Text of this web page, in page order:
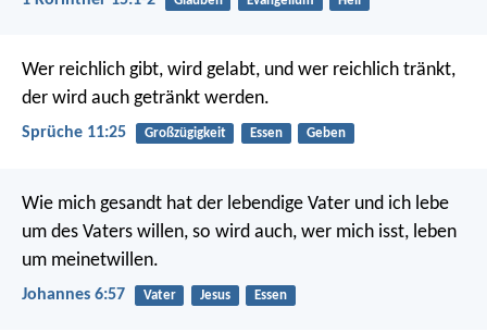
Wer reichlich gibt, wird gelabt, und wer reichlich tränkt,
der wird auch getränkt werden.
Sprüche 11:25 Großzügigkeit Essen Geben
Wie mich gesandt hat der lebendige Vater und ich lebe
um des Vaters willen, so wird auch, wer mich isst, leben
um meinetwillen.
Johannes 6:57 Vater Jesus Essen